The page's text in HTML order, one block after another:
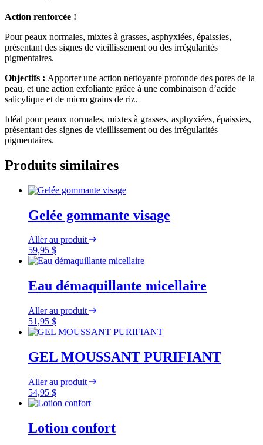
Action renforcée !
Pour peaux normales, mixtes à grasses, asphyxiées, épaissies,
présentant des signes de vieillissement ou des irrégularités
pigmentaires.
Objectifs : Apporter une action nettoyante profonde des pores de la
peau, et une action exfoliante grâce à une combinaison d’acide
salicylique et de micro grains de riz.
Idéal pour peaux normales, mixtes à grasses, asphyxiées, épaissies,
présentant des signes de vieillissement ou des irrégularités
pigmentaires.
Produits similaires
Gelée gommante visage
Aller au produit
59,95 $
Eau démaquillante micellaire
Aller au produit
51,95 $
GEL MOUSSANT PURIFIANT
Aller au produit
54,95 $
Lotion confort